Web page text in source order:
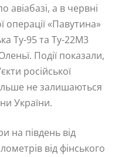
авіабазі, а в червні
операції «Павутина»
Ту-95 та Ту-22М3
Події показали,
російської
не залишаються
України.
на південь від
від фінського